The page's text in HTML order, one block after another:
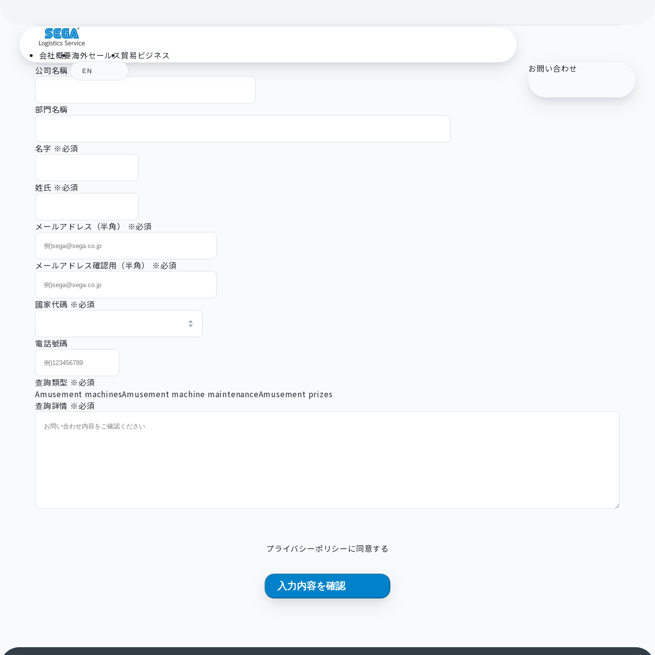
会社概要海外セールス貿易ビジネス
EN お問い合わせ
送信先※必須
公司名稱 ※必須
部門名稱
名字 ※必須
姓氏 ※必須
メールアドレス（半角） ※必須
メールアドレス確認用（半角） ※必須
國家代碼 ※必須
電話號碼
查詢類型 ※必須
Amusement machinesAmusement machine maintenanceAmusement prizes
查詢詳情 ※必須
プライバシーポリシー に同意する
入力内容を確認